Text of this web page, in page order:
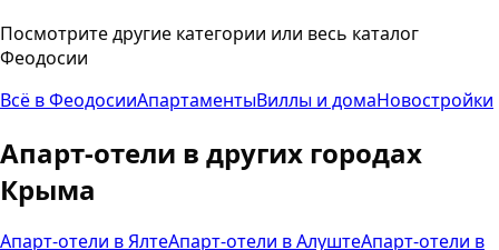
Посмотрите другие категории или весь каталог
Феодосии
Всё вФеодосииАпартаментыВиллы и домаНовостройки
Апарт-отели в других городах
Крыма
Апарт-отели вЯлтеАпарт-отели вАлуштеАпарт-отели в